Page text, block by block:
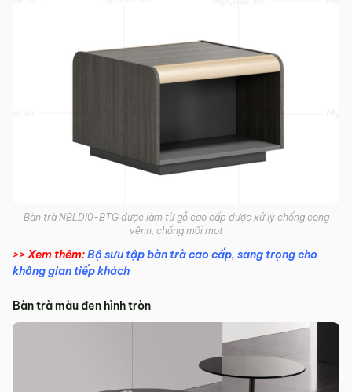
Bàn trà NBLD10-BTG được làm từ gỗ cao cấp được xử lý chống cong
vênh, chống mối mọt
>> Xem thêm:Bộ sưu tập bàn trà cao cấp, sang trọng cho
không gian tiếp khách
Bàn trà màu đen hình tròn